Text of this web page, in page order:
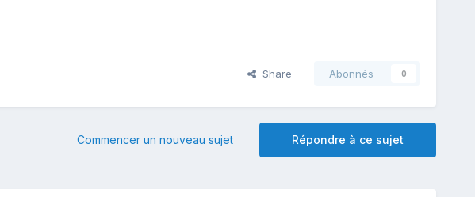
Share Abonnés 0
Répondre à ce sujet
Commencer un nouveau sujet